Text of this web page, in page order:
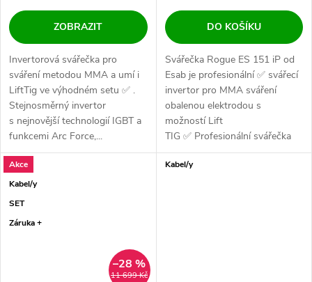
ZOBRAZIT
Invertorová svářečka pro
sváření metodou MMA a umí i
LiftTig ve výhodném setu ✅ .
Stejnosměrný invertor
s nejnovější technologií IGBT a
funkcemi Arc Force,...
DO KOŠÍKU
Svářečka Rogue ES 151 iP od
Esab je profesionální ✅ svářecí
invertor pro MMA sváření
obalenou elektrodou s
možností Lift
TIG ✅ Profesionální svářečka
pro obalenou...
Akce
Kabel/y
SET
Záruka +
11 699 Kč
–28 %
Kabel/y